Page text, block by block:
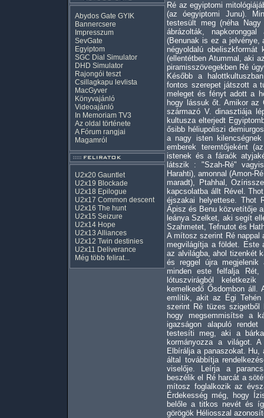
Abydos Gate GYIK
Bannercsere
Impresszum
SevGate
Egyiptom
SGC Dial Simulator
DHD Simulator
Rajongói teszt
Csillagkapu levlista
MacGyver
Könyvajánló
Videoajánló
In Memoriam TV3
Az oldal története
A Fórum rangjai
Magamról
U2x20 Gauntlet
U2x19 Blockade
U2x18 Epilogue
U2x17 Common descent
U2x16 The hunt
U2x15 Seizure
U2x14 Hope
U2x13 Alliances
U2x12 Twin destinies
U2x11 Deliverance
Még több felirat...
Ré az egyiptomi
(az óegyiptomi Junu).
testesült meg (néha Nagy
ábrázolták,
(Benunak is ez a jelvénye,
négyoldalú
(ellentétben Atummal, aki
piramisszövegekben Ré
Később a
fontos szerepet játszott a
meleget és fényt adott a
hogy lássuk őt. Amikor az
származó V. dinasztiája
kultusza elterjedt
ősibb héliupoliszi
a nagy isten
emberek teremtőjeként
istenek és a fáraók
látszik : "Szah-Ré"
Harahti), amonnal (Amon-
maradt), Ptahhal,
kapcsolatba állt Rével.
éjszakai helyettese. Thot
Ápisz és Benu közvetítője
leánya Szelket, aki segít
Szahmetet, Tefnutot és
A mítosz szerint Ré nappal
megvilágítja a földet. Este
az alvilágba, ahol tizenkét
és reggel újra
minden este felfalja
lótuszvirágból
kemelkedő Ősdombon áll.
említik, akit az Égi
szerint Ré tüzes
hogy megsemmisítse a
igazságon alapuló
testesíti meg, aki a
kormányozza a világot.
Elbírálja a panaszokat.
által továbbítja
viselője. Leírja a
beszélik el Ré harcát a
mítosz foglalkozik az
Érdekesség még, hogy
belőle a titkos nevét és
görögök Héliosszal